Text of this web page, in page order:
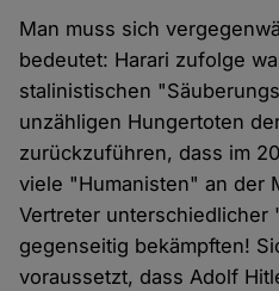
Man muss sich
bedeutet: Harari zufolge
stalinistischen
unzähligen Hungertoten
zurückzuführen, dass im
viele "Humanisten" an der
Vertreter unterschiedlicher
gegenseitig bekämpften!
voraussetzt, dass Adolf